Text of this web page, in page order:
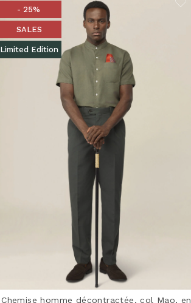
- 25%
SALES
Limited Edition
Chemise homme décontractée, col Mao, en